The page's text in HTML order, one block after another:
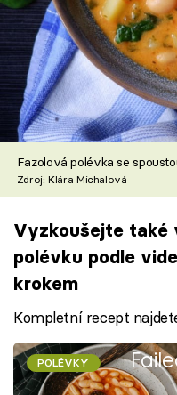
Fazolová polévka se
Zdroj: Klára Michalová
Vyzkoušejte také
polévku podle
krokem
Kompletní recept
POLÉVKY